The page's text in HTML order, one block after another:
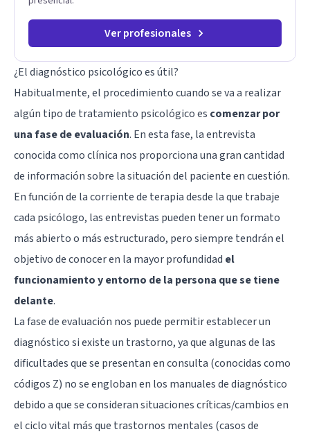
Ver profesionales
¿El diagnóstico psicológico es útil?
Habitualmente, el procedimiento cuando se va a realizar
algún tipo de tratamiento psicológico es comenzar por
una fase de evaluación. En esta fase, la entrevista
conocida como clínica nos proporciona una gran cantidad
de información sobre la situación del paciente en cuestión.
En función de la corriente de terapia desde la que trabaje
cada psicólogo, las entrevistas pueden tener un formato
más abierto o más estructurado, pero siempre tendrán el
objetivo de conocer en la mayor profundidad el
funcionamiento y entorno de la persona que se tiene
delante.
La fase de evaluación nos puede permitir establecer un
diagnóstico si existe un trastorno, ya que algunas de las
dificultades que se presentan en consulta (conocidas como
códigos Z) no se engloban en los manuales de diagnóstico
debido a que se consideran situaciones críticas/cambios en
el ciclo vital más que trastornos mentales (casos de